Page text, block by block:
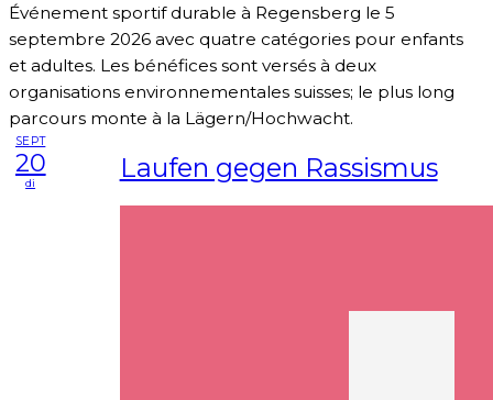
Événement sportif durable à Regensberg le 5
septembre 2026 avec quatre catégories pour enfants
et adultes. Les bénéfices sont versés à deux
organisations environnementales suisses; le plus long
parcours monte à la Lägern/Hochwacht.
SEPT
20
di Laufen gegen Rassismus